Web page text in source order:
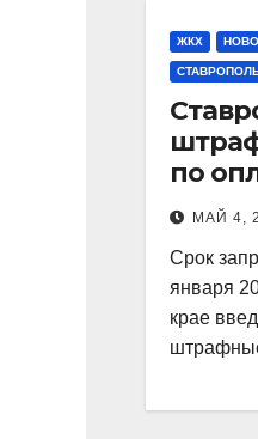
ЖКХ
по
МАЙ 4,
Срок
января
крае